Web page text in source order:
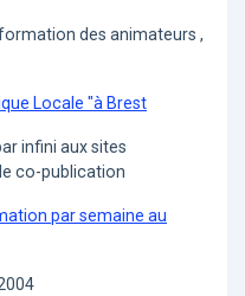
formation des animateurs ,
Locale "à Brest
infini aux sites
co-publication
par semaine au